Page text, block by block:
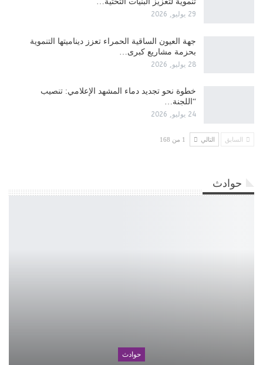
29 يوليو, 2026
جهة العيون الساقية الحمراء تعزز ديناميتها التنموية
بحزمة مشاريع كبرى…
28 يوليو, 2026
​خطوة نحو تجديد دماء المشهد الإعلامي: تنصيب
“اللجنة…
24 يوليو, 2026
السابق التالي 1 من 168
حوادث
حوادث